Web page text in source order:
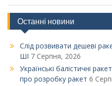
Останні новини
Слід розвивати дешеві
ШІ 7 Серпня, 2026
Українські балістичні
про розробку ракет 6